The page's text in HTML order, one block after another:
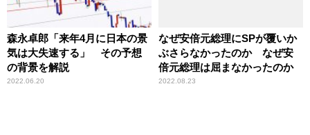
森永卓郎「来年4月に日本の景
気は大失速する」 その予想
の背景を解説
2022.06.20
なぜ安倍元総理にSPが覆いか
ぶさらなかったのか なぜ安
倍元総理は屈まなかったのか
2022.08.23